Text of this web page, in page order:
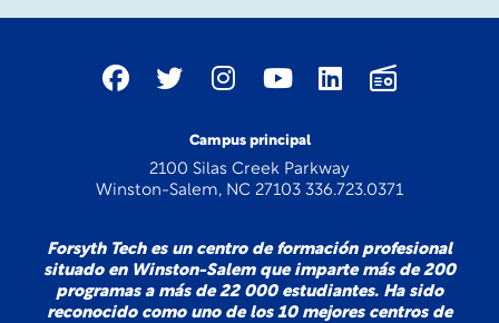
Campus principal
2100 Silas Creek Parkway
Winston-Salem, NC 27103 336.723.0371
Forsyth Tech es un centro de formación profesional
situado en Winston-Salem que imparte más de 200
programas a más de 22 000 estudiantes. Ha sido
reconocido como uno de los 10 mejores centros de